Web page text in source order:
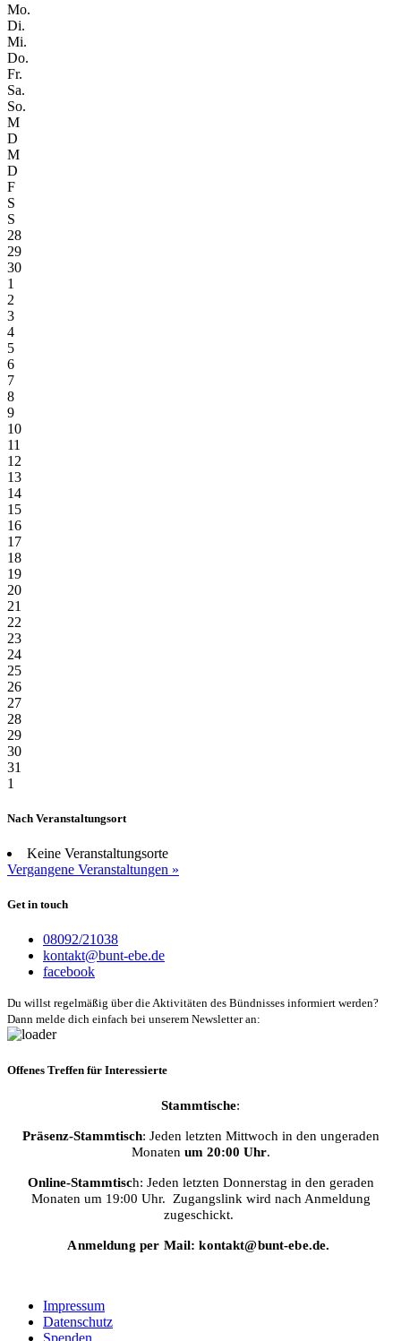
Mo.
Di.
Mi.
Do.
Fr.
Sa.
So.
M
D
M
D
F
S
S
28
29
30
1
2
3
4
5
6
7
8
9
10
11
12
13
14
15
16
17
18
19
20
21
22
23
24
25
26
27
28
29
30
31
1
Nach Veranstaltungsort
Keine Veranstaltungsorte
Vergangene Veranstaltungen »
Get in touch
08092/21038
kontakt@bunt-ebe.de
facebook
Du willst regelmäßig über die Aktivitäten des Bündnisses informiert werden?
Dann melde dich einfach bei unserem Newsletter an:
Offenes Treffen für Interessierte
Stammtische:
Präsenz-Stammtisch: Jeden letzten Mittwoch in den ungeraden
Monaten um 20:00 Uhr.
Online-Stammtisch: Jeden letzten Donnerstag in den geraden
Monaten um 19:00 Uhr. Zugangslink wird nach Anmeldung
zugeschickt.
Anmeldung per Mail: kontakt@bunt-ebe.de.
Impressum
Datenschutz
Spenden